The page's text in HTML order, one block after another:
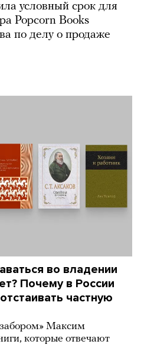
условный срок для
Popcorn Books
по делу о продаже
во владении
Почему в России
частную
Максим
которые отвечают